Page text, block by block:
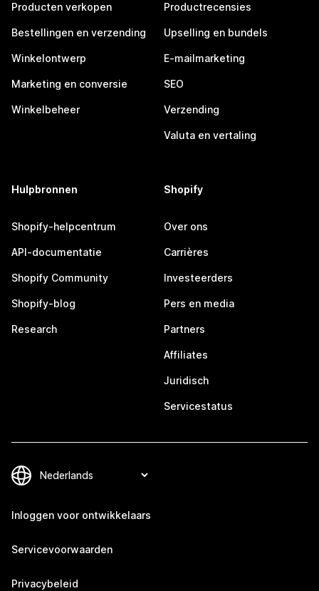
Producten verkopen
Bestellingen en verzending
Winkelontwerp
Marketing en conversie
Winkelbeheer
Productrecensies
Upselling en bundels
E-mailmarketing
SEO
Verzending
Valuta en vertaling
Hulpbronnen
Shopify-helpcentrum
API-documentatie
Shopify Community
Shopify-blog
Research
Shopify
Over ons
Carrières
Investeerders
Pers en media
Partners
Affiliates
Juridisch
Servicestatus
Inloggen voor ontwikkelaars
Servicevoorwaarden
Privacybeleid